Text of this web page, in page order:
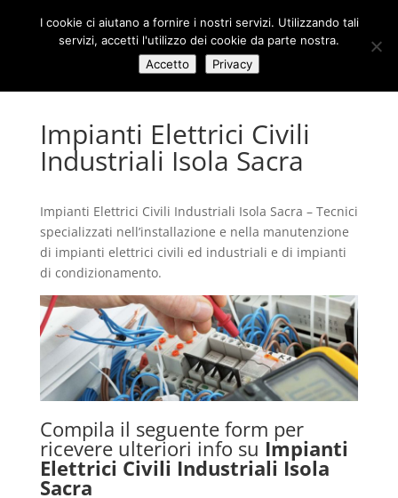
Impianti Elettrici Civili
Industriali Isola Sacra
Impianti Elettrici Civili Industriali Isola Sacra – Tecnici
specializzati nell’installazione e nella manutenzione
di impianti elettrici civili ed industriali e di impianti
di condizionamento.
Compila il seguente form per
ricevere ulteriori info su Impianti
Elettrici Civili Industriali Isola
Sacra
I cookie ci aiutano a fornire i nostri servizi. Utilizzando tali
servizi, accetti l'utilizzo dei cookie da parte nostra.
Accetto
Privacy